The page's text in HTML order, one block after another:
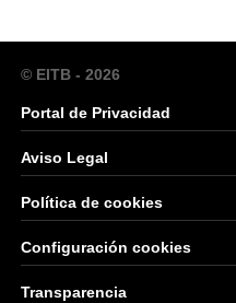
© EITB - 2026
Portal de Privacidad
Aviso Legal
Política de cookies
Configuración cookies
Transparencia